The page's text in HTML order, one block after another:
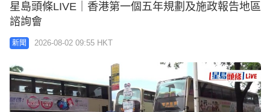
星島頭條LIVE｜香港第一個五年規劃及施政報告地區
諮詢會
新聞 2026-08-02 09:55 HKT